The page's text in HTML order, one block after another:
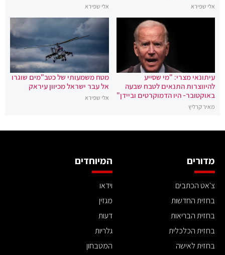
אלי שפירא אלי שפירא
עיתונאי מצרי: "מי שסייע
להיווצרות התנאים לטבח שבעה
באוקטובר- היו הדמוקרטים וביידן"
מאיר קרליץ
מטח משמעותי של כטב"מים שוגרו
אל עבר ישראל מכיוון עיראק
אלי שפירא
מדורים
צ'אט הכתבים
בחזית החדשות
בחזית הבריאות
בחזית הכלכלית
בחזית לאישה
המיוחדים
וידאו
מגזין
דעות
גלריות
המטבחון